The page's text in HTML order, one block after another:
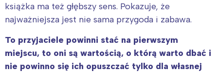
książka ma też głębszy sens. Pokazuje, że
najważniejsza jest nie sama przygoda i zabawa.
To przyjaciele powinni stać na pierwszym
miejscu, to oni są wartością, o którą warto dbać i
nie powinno się ich opuszczać tylko dla własnej